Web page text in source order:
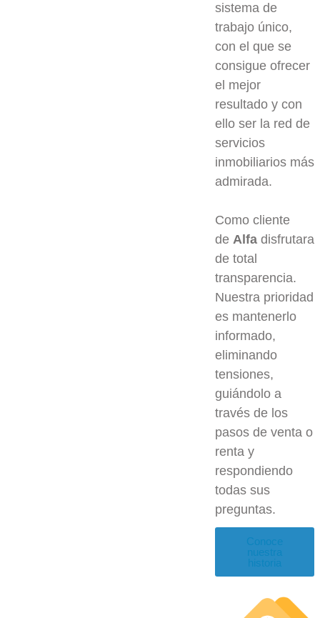
sistema de
trabajo único,
con el que se
consigue ofrecer
el mejor
resultado y con
ello ser la red de
servicios
inmobiliarios más
admirada.
Como cliente
de Alfa disfrutara
de total
transparencia.
Nuestra prioridad
es mantenerlo
informado,
eliminando
tensiones,
guiándolo a
través de los
pasos de venta o
renta y
respondiendo
todas sus
preguntas.
Conoce
nuestra
historia